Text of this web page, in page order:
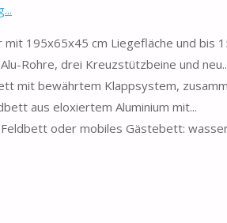
cm Liegefläche und bis
drei Kreuzstützbeine und
bewährtem Klappsystem,
eloxiertem Aluminium mit...
oder mobiles Gästebett: